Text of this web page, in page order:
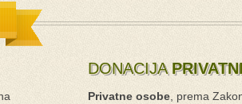
DONACIJA
Privatne osobe, prema